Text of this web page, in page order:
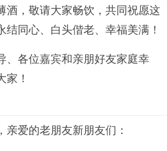
酒，敬请大家畅饮，共同祝愿这
结同心、白头偕老、幸福美满！
、各位嘉宾和亲朋好友家庭幸
家！
亲爱的老朋友新朋友们：